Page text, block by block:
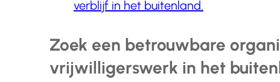
verblijf in het buitenland.
Zoek een betrouwbare
vrijwilligerswerk in het